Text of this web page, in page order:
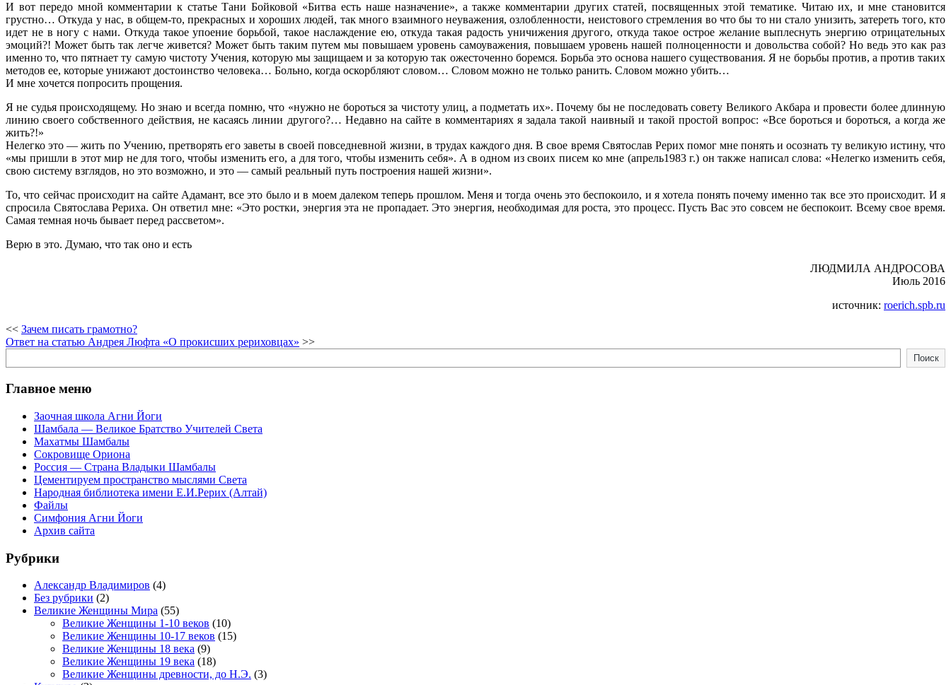
И вот передо мной комментарии к статье Тани Бойковой «Битва есть наше назначение», а также комментарии других статей, посвященных этой тематике. Читаю их, и мне становится
грустно… Откуда у нас, в общем-то, прекрасных и хороших людей, так много взаимного неуважения, озлобленности, неистового стремления во что бы то ни стало унизить, затереть того, кто
идет не в ногу с нами. Откуда такое упоение борьбой, такое наслаждение ею, откуда такая радость уничижения другого, откуда такое острое желание выплеснуть энергию отрицательных
эмоций?! Может быть так легче живется? Может быть таким путем мы повышаем уровень самоуважения, повышаем уровень нашей полноценности и довольства собой? Но ведь это как раз
именно то, что пятнает ту самую чистоту Учения, которую мы защищаем и за которую так ожесточенно боремся. Борьба это основа нашего существования. Я не борьбы против, а против таких
методов ее, которые унижают достоинство человека… Больно, когда оскорбляют словом… Словом можно не только ранить. Словом можно убить…
И мне хочется попросить прощения.
Я не судья происходящему. Но знаю и всегда помню, что «нужно не бороться за чистоту улиц, а подметать их». Почему бы не последовать совету Великого Акбара и провести более длинную
линию своего собственного действия, не касаясь линии другого?… Недавно на сайте в комментариях я задала такой наивный и такой простой вопрос: «Все бороться и бороться, а когда же
жить?!»
Нелегко это — жить по Учению, претворять его заветы в своей повседневной жизни, в трудах каждого дня. В свое время Святослав Рерих помог мне понять и осознать ту великую истину, что
«мы пришли в этот мир не для того, чтобы изменить его, а для того, чтобы изменить себя». А в одном из своих писем ко мне (апрель1983 г.) он также написал слова: «Нелегко изменить себя,
свою систему взглядов, но это возможно, и это — самый реальный путь построения нашей жизни».
То, что сейчас происходит на сайте Адамант, все это было и в моем далеком теперь прошлом. Меня и тогда очень это беспокоило, и я хотела понять почему именно так все это происходит. И я
спросила Святослава Рериха. Он ответил мне: «Это ростки, энергия эта не пропадает. Это энергия, необходимая для роста, это процесс. Пусть Вас это совсем не беспокоит. Всему свое время.
Самая темная ночь бывает перед рассветом».
Верю в это. Думаю, что так оно и есть
ЛЮДМИЛА АНДРОСОВА
Июль 2016
источник: roerich.spb.ru
<< Зачем писать грамотно?
Ответ на статью Андрея Люфта «О прокисших рериховцах» >>
Поиск
Главное меню
Заочная школа Агни Йоги
Шамбала — Великое Братство Учителей Света
Махатмы Шамбалы
Сокровище Ориона
Россия — Страна Владыки Шамбалы
Цементируем пространство мыслями Света
Народная библиотека имени Е.И.Рерих (Алтай)
Файлы
Симфония Агни Йоги
Архив сайта
Рубрики
Александр Владимиров (4)
Без рубрики (2)
Великие Женщины Мира (55)
Великие Женщины 1-10 веков (10)
Великие Женщины 10-17 веков (15)
Великие Женщины 18 века (9)
Великие Женщины 19 века (18)
Великие Женщины древности, до Н.Э. (3)